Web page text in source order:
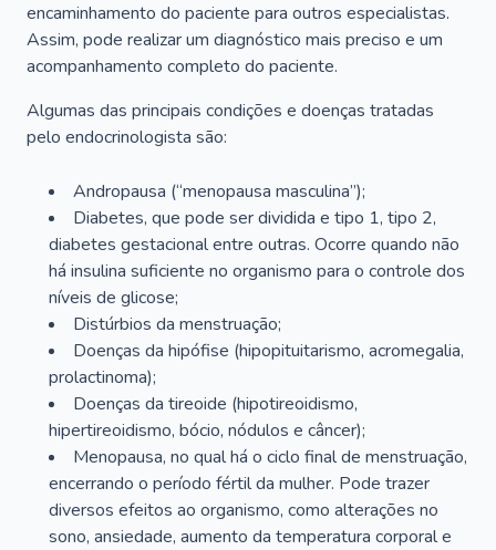
encaminhamento do paciente para outros especialistas.
Assim, pode realizar um diagnóstico mais preciso e um
acompanhamento completo do paciente.
Algumas das principais condições e doenças tratadas
pelo endocrinologista são:
Andropausa (“menopausa masculina”);
Diabetes, que pode ser dividida e tipo 1, tipo 2,
diabetes gestacional entre outras. Ocorre quando não
há insulina suficiente no organismo para o controle dos
níveis de glicose;
Distúrbios da menstruação;
Doenças da hipófise (hipopituitarismo, acromegalia,
prolactinoma);
Doenças da tireoide (hipotireoidismo,
hipertireoidismo, bócio, nódulos e câncer);
Menopausa, no qual há o ciclo final de menstruação,
encerrando o período fértil da mulher. Pode trazer
diversos efeitos ao organismo, como alterações no
sono, ansiedade, aumento da temperatura corporal e